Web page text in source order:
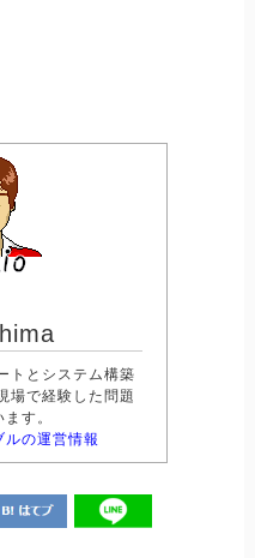
トとシステム構築
場で経験した問題
す。
の運営情報